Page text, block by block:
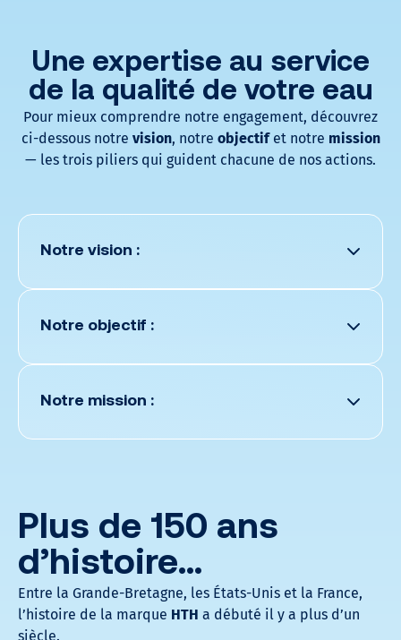
Une expertise au service
de la qualité de votre eau
Pour mieux comprendre notre engagement, découvrez
ci-dessous notre vision, notre objectifet notre mission
— les trois piliers qui guident chacune de nos actions.
Notre vision :
Notre objectif :
Notre mission :
Plus de 150 ans
d’histoire…
Entre la Grande-Bretagne, les États-Unis et la France,
l’histoire de la marque HTH a débuté il y a plus d’un
siècle.